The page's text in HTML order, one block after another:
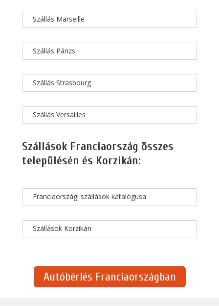
Szállás Marseille
Szállás Párizs
Szállás Strasbourg
Szállás Versailles
Szállások Franciaország összes
településén és Korzikán:
Franciaországi szállások katalógusa
Szállások Korzikán
Autóbérlés Franciaországban